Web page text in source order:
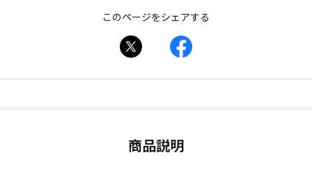
このページをシェアする
商品説明